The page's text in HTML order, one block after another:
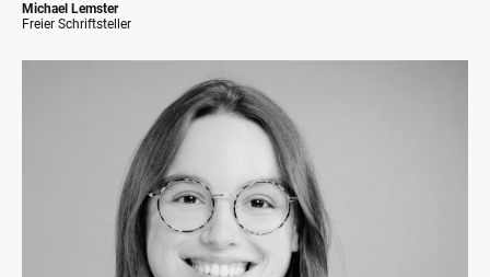
Michael Lemster
Freier Schriftsteller